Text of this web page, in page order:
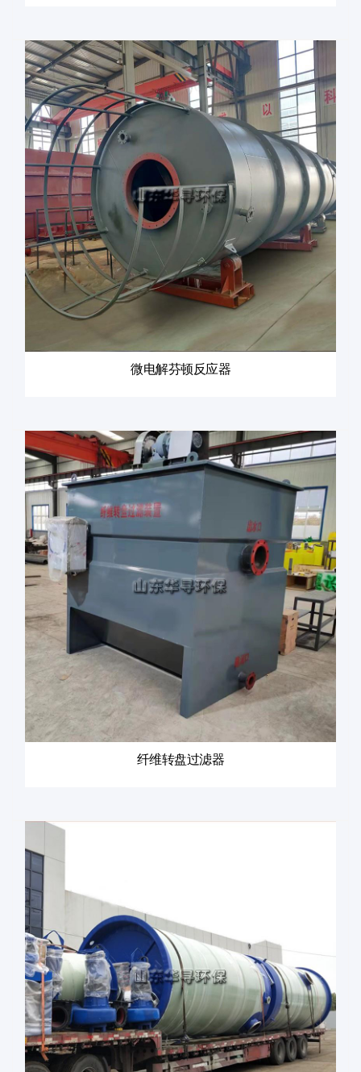
微电解芬顿反应器
纤维转盘过滤器